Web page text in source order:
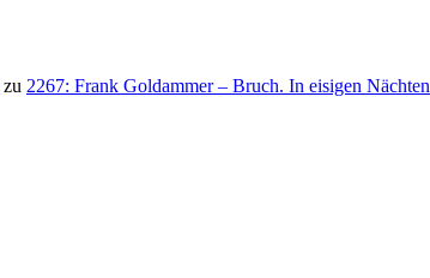
zu 2267: Frank Goldammer – Bruch. In eisigen Nächten